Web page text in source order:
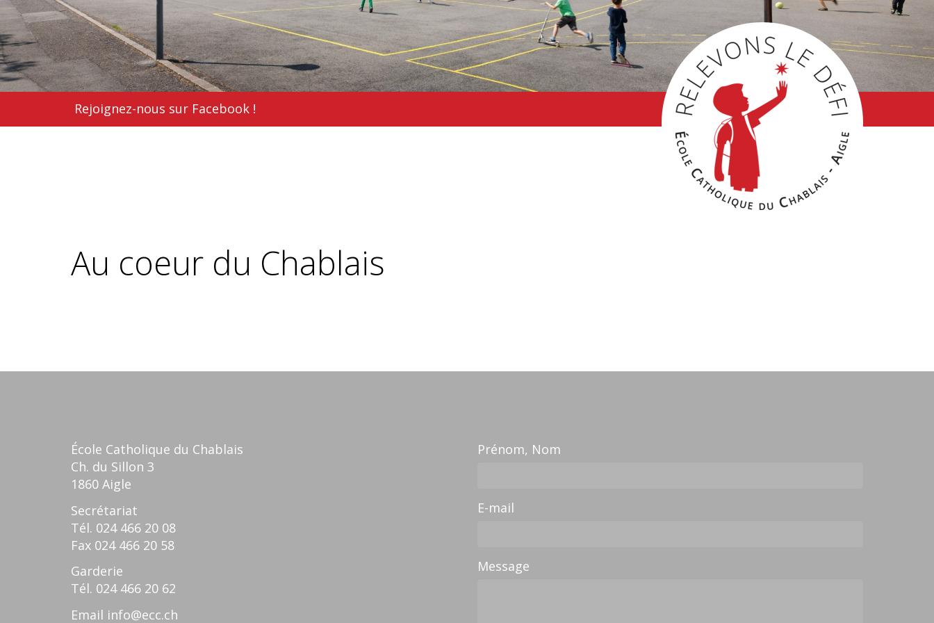
Rejoignez-nous sur Facebook !
Au coeur du Chablais
École Catholique du Chablais
Ch. du Sillon 3
1860 Aigle
Secrétariat
Tél. 024 466 20 08
Fax 024 466 20 58
Garderie
Tél. 024 466 20 62
Email info@ecc.ch
Prénom, Nom
E-mail
Message